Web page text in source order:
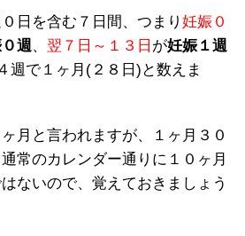
日を含む７日間、つまり 妊娠０
週、 翌７日～１３日 が妊娠１週
週で１ヶ月(２８日)と数えま
月と言われますが、１ヶ月３０
常のカレンダー通りに１０ヶ月
ないので、覚えておきましょう